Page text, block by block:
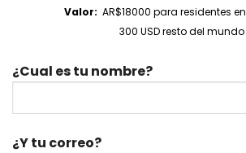
Valor: AR$18000 para residentes
300 USD resto del mundo
¿Cual es tu nombre?
¿Y tu correo?